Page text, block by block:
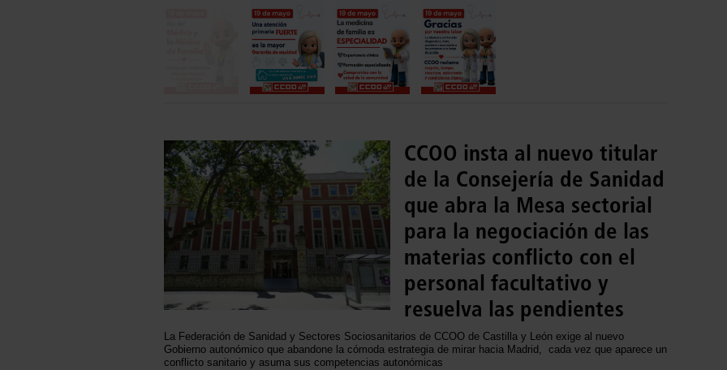
CCOO insta al nuevo titular
de la Consejería de Sanidad
que abra la Mesa sectorial
para la negociación de las
materias conflicto con el
personal facultativo y
resuelva las pendientes
La Federación de Sanidad y Sectores Sociosanitarios de CCOO de Castilla y León exige al nuevo
Gobierno autonómico que abandone la cómoda estrategia de mirar hacia Madrid, cada vez que aparece un
conflicto sanitario y asuma sus competencias autonómicas